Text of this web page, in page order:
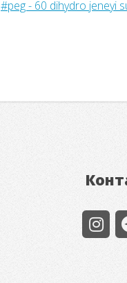
#peg - 60 dihydro jeneyi